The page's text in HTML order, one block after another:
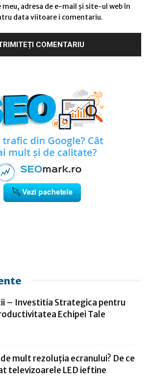
meu, adresa de e-mail și site-ul web în
data viitoare i comentariu.
– Investitia Strategica pentru
Echipei Tale
mult rezoluția ecranului? De ce
televizoarele LED ieftine